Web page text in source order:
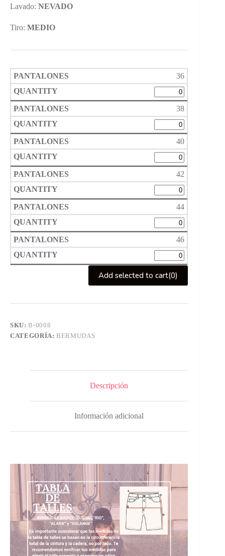
Lavado: NEVADO
Tiro: MEDIO
36
38
40
42
44
46
Add selected to cart(0)
SKU:B-0008
CATEGORÍA:BERMUDAS
Descripción
Información adicional